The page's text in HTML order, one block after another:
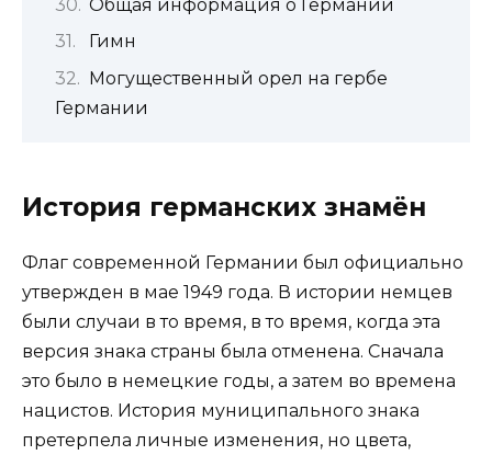
Общая информация о Германии
Гимн
Могущественный орел на гербе
Германии
История германских знамён
Флаг современной Германии был официально
утвержден в мае 1949 года. В истории немцев
были случаи в то время, в то время, когда эта
версия знака страны была отменена. Сначала
это было в немецкие годы, а затем во времена
нацистов. История муниципального знака
претерпела личные изменения, но цвета,